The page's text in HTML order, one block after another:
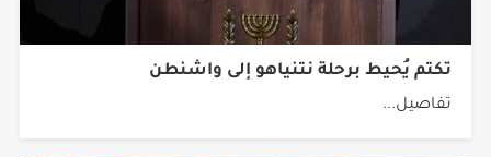
تكتم يُحيط برحلة نتنياهو إلى واشنطن
تفاصيل...